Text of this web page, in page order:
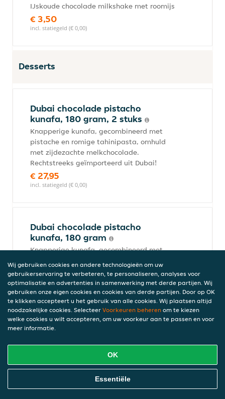
IJskoude chocolade milkshake met roomijs
€ 3,50
incl. statiegeld (€ 0,00)
Desserts
Dubai chocolade pistacho
kunafa, 180 gram, 2 stuks
Knapperige kunafa, gecombineerd met
pistache en romige tahinipasta, omhuld
met zijdezachte melkchocolade.
Rechtstreeks geïmporteerd uit Dubai!
€ 27,95
incl. statiegeld (€ 0,00)
Dubai chocolade pistacho
kunafa, 180 gram
Knapperige kunafa, gecombineerd met
met zijdezachte melkchocolade.
Rechtstreeks geïmporteerd uit Dubai!
€ 14,95
incl. statiegeld (€ 0,00)
Red Velvet Bar
Zachte fluweelrode bar gemaakt van Red
Velvet cake
incl. statiegeld (€ 0,00)
Online Eten Bestellen
Wij gebruiken cookies en andere technologieën om uw
gebruikerservaring te verbeteren, te personaliseren, analyses voor
optimalisatie en advertenties in samenwerking met derde partijen. Wij
gebruiken onze eigen cookies en cookies van derde partijen. Door op OK
te klikken accepteert u het gebruik van alle cookies. Wij plaatsen altijd
noodzakelijke cookies. Selecteer Voorkeuren beheren om te kiezen
welke cookies u wilt accepteren, om uw voorkeur aan te passen en voor
meer informatie.
OK
Essentiële